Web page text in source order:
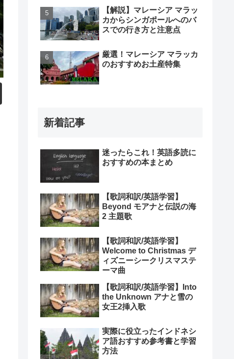
【解説】マレーシア マラッ
カからシンガポールへのバ
スでの行き方と注意点
厳選！マレーシア マラッカ
のおすすめお土産特集
新着記事
迷ったらこれ！英語多読に
おすすめの本まとめ
【歌詞和訳/英語学習】
Beyond モアナと伝説の海
2 主題歌
【歌詞和訳/英語学習】
Welcome to Christmas デ
ィズニーシークリスマステ
ーマ曲
【歌詞和訳/英語学習】Into
the Unknown アナと雪の
女王2挿入歌
実際に役立ったインドネシ
ア語おすすめ参考書と学習
方法